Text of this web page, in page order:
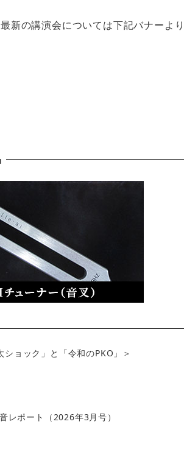
新の講演会については下記バナーより
ョック」と「令和のPKO」＞
レポート（2026年3月号）